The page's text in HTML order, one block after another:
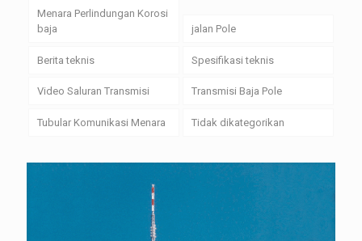
Menara Perlindungan Korosi
baja
jalan Pole
Berita teknis Spesifikasi teknis
Video Saluran Transmisi Transmisi Baja Pole
Tubular Komunikasi Menara Tidak dikategorikan